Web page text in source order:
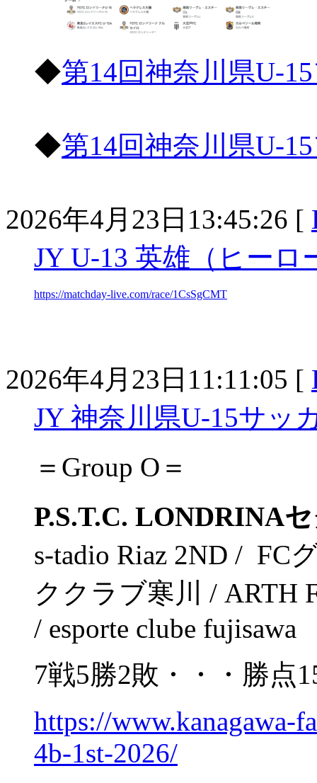
◆第14回神奈川県U-
◆第14回神奈川県U-
2026年4月23日13:45:26 [
JY U-13 英雄（ヒーロ
https://matchday-live.com/race/1CsSgCMT
2026年4月23日11:11:05 [
JY 神奈川県U-15サッ
＝Group O＝
P.S.T.C. LONDRINA
s-tadio Riaz 2ND / FC
ククラブ寒川 / ARTH
/ esporte clube fujisawa
7戦5勝2敗・・・勝点
https://www.kanagawa-
4b-1st-2026/